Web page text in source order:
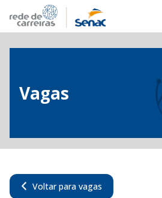
Vagas
Voltar para vagas